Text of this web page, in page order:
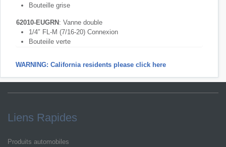
Bouteille grise
62010-EUGRN : Vanne double
1/4″ FL-M (7/16-20) Connexion
Bouteiile verte
WARNING: California residents please click here
Liens Rapides
Produits automobiles